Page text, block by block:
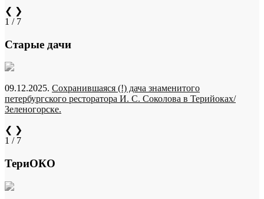
❮ ❯
1 / 7
Старые дачи
09.12.2025. Сохранившаяся (!) дача знаменитого
петербургского ресторатора И. С. Соколова в Терийоках/
Зеленогорске.
❮ ❯
1 / 7
ТериОКО